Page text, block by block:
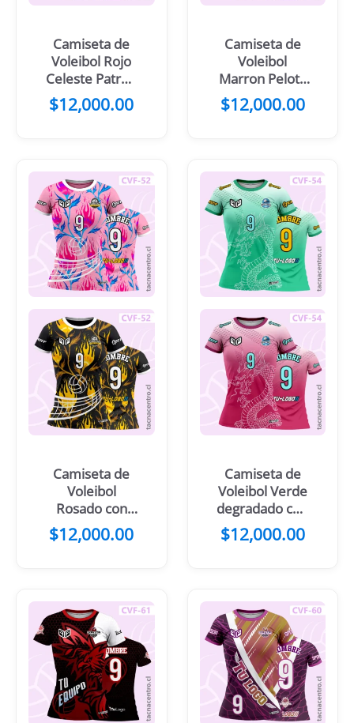
Camiseta de
Voleibol Rojo
Celeste Patron
rectángulos
Pelota y net
$12,000.00
Camiseta de
Voleibol
Marron Pelota
con alas
$12,000.00
Camiseta de
Voleibol
Rosado con
patrones
floreados
$12,000.00
Camiseta de
Voleibol Verde
degradado con
diseño de
dragon frontal
$12,000.00